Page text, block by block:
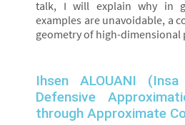
talk, I will explain why in
examples are unavoidable, a
geometry of high-dimensional
Ihsen ALOUANI
Defensive
through Approximate